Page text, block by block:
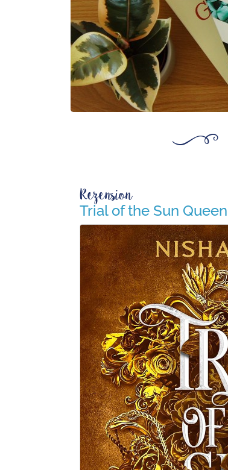
ß
Rezension
Trial of the Sun Queen